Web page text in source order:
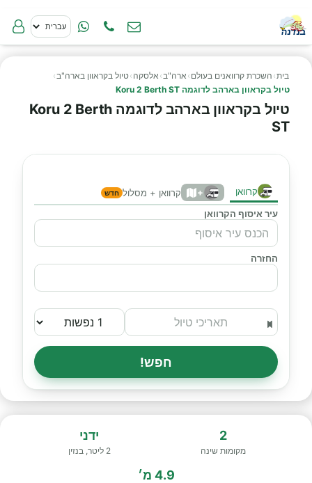
בית› השכרת קרוואנים בעולם › ארה"ב› אלסקה ›טיול בקראוון בארה"ב›
טיול בקראוון בארהב לדוגמה Koru 2 Berth ST
טיול בקראוון בארהב לדוגמה Koru 2 Berth
ST
קרוואן + קרוואן + מסלול חדש
עיר איסוף הקרוואן
החזרה
חפש!
2
מקומות שינה
ידני
2 ליטר, בנזין
4.9 מ׳